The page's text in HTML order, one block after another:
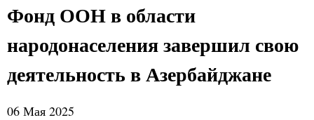
Фонд ООН в области
народонаселения завершил свою
деятельность в Азербайджане
06 Мая 2025